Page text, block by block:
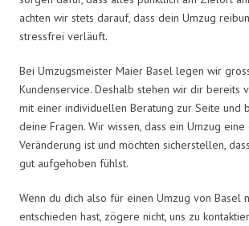
achten wir stets darauf, dass dein Umzug
stressfrei verläuft.
Bei Umzugsmeister Maier Basel legen wir
Kundenservice. Deshalb stehen wir dir bereits
mit einer individuellen Beratung zur Seite und
deine Fragen. Wir wissen, dass ein Umzug eine
Veränderung ist und möchten sicherstellen,
gut aufgehoben fühlst.
Wenn du dich also für einen Umzug von Basel
entschieden hast, zögere nicht, uns zu